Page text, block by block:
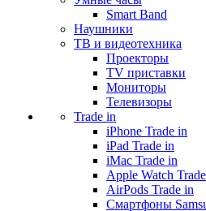
Smart Band
Наушники
ТВ и видеотехника
Проекторы
TV приставки
Мониторы
Телевизоры
Trade in
iPhone Trade in
iPad Trade in
iMac Trade in
Apple Watch
AirPods Trade in
Смартфоны